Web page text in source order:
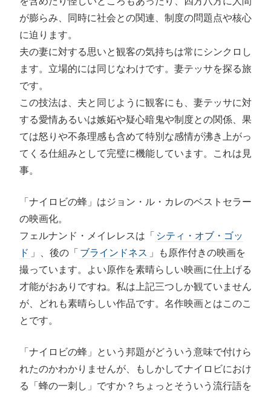
が膨らみ、同時に社会との関連、制度の問題点や核心
に迫ります。
夫の妻に対する思いと観客の気持ちは常にシンクロし
ます。立場的には同じなわけです。妻テッサを探る旅
です。
この技法は、夫と同じように観客にも、妻テッサに対
する愛情あるいは嫉妬や疑心暗鬼や制度との関係、果
ては怒りや不条理感も含めて特別な感情が沸き上がっ
てくる仕組みとして完璧に機能しています。これは見
事。
「ナイロビの蜂」はジョン・ル・カレのベストセラー
の映画化。
フェルナンド・メイレレスは「 シティ・オブ・ゴッ
ド 」、後の「 ブラインドネス 」も原作付きの映画を
撮っています。よい原作を素晴らしい映画に仕上げる
才能がおありですね。私は上記三つしか観ていません
が、どれも素晴らしい作品です。名作映画とはこのこ
とです。
「ナイロビの蜂」という邦題がどういう意味で付けら
れたのかわかりませんが、もしかしてナイロビにおけ
る「蜂の一刺し」ですか？ちょっとそういう流行語を